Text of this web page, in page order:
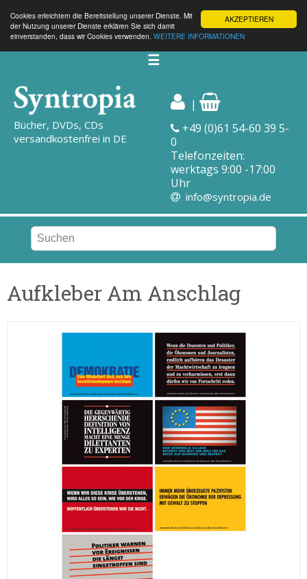
AKZEPTIEREN
Cookies erleichtern die Bereitstellung unserer Dienste. Mit
der Nutzung unserer Dienste erklären Sie sich damit
einverstanden, dass wir Cookies verwenden. WEITERE INFORMATIONEN
☰
Bücher, DVDs, CDs
versandkostenfrei in DE
|
+49 (0)61 54-60 39 5-
0
Telefonzeiten:
werktags 9:00 -17:00
Uhr
info@syntropia.de
Aufkleber Am Anschlag